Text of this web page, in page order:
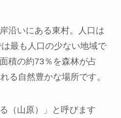
沿いにある東村。人口は
最も人口の少ない地域で
積の約73％を森林が占
る自然豊かな場所です。
（山原）」と呼びます